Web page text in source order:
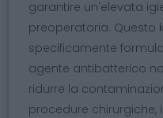
garantire un'elevata
preoperatoria. Questo
specificamente
agente antibatterico
ridurre la
procedure chirurgiche,